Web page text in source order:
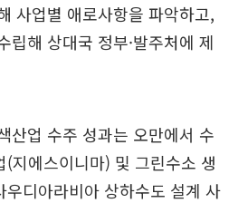
사업별 애로사항을 파악하고,
립해 상대국 정부·발주처에 제
산업 수주 성과는 오만에서 수
(지에스이니마) 및 그린수소 생
우디아라비아 상하수도 설계 사